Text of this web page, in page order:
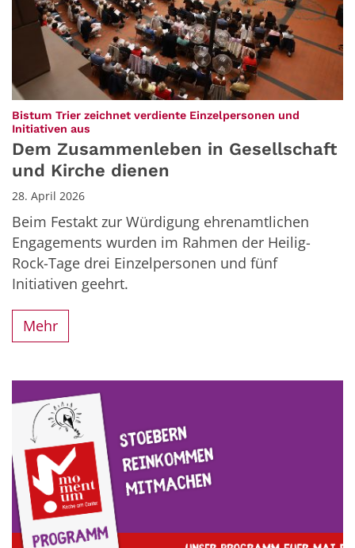
Bistum Trier zeichnet verdiente Einzelpersonen und
Initiativen aus
Dem Zusammenleben in Gesellschaft
und Kirche dienen
28. April 2026
Beim Festakt zur Würdigung ehrenamtlichen
Engagements wurden im Rahmen der Heilig-
Rock-Tage drei Einzelpersonen und fünf
Initiativen geehrt.
Mehr